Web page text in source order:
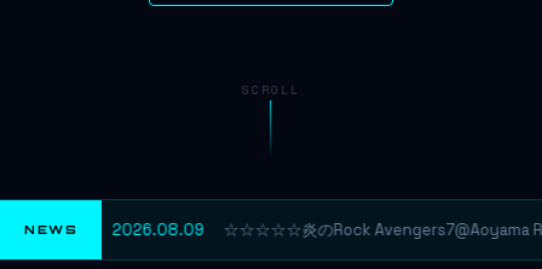
SCROLL
NEWS 2026.08.09 ☆☆☆☆☆炎のRock Avengers7@Aoyama